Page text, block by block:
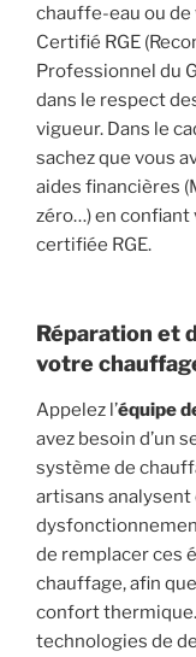
chauffe-eau ou
Certifié RGE
Professionnel du
dans le respect
vigueur. Dans le
sachez que vous
aides financières
zéro…) en confiant
certifiée RGE.
Réparation et
votre
Appelez l’équipe
avez besoin d’un
système de
artisans
de remplacer ces
chauffage, afin
confort
technologies de